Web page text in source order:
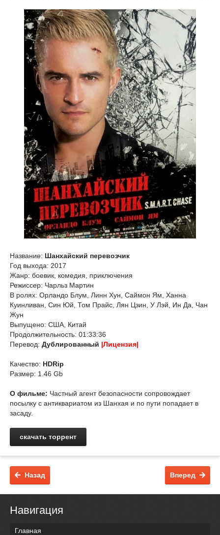
Название: Шанхайский перевозчик
Год выхода: 2017
Жанр: боевик, комедия, приключения
Режиссер: Чарльз Мартин
В ролях: Орландо Блум, Линн Хун, Саймон Ям, Ханна
Куинливан, Син Юй, Том Прайс, Лян Цзин, У Лэй, Ин Да, Чан
Жун
Выпущено: США, Китай
Продолжительность: 01:33:36
Перевод: Дублированный |Лицензия|
Качество: HDRip
Размер: 1.46 Gb
О фильме: Частный агент безопасности сопровождает
посылку с антиквариатом из Шанхая и по пути попадает в
засаду.
скачать торрент
Назад Вперед
Навигация
Главная